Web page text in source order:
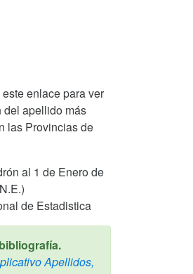
enlace para ver
del apellido más
las Provincias de
al 1 de Enero de
de Estadistica
Apellidos,